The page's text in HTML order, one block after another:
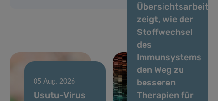
05 Aug. 2026
Usutu-Virus
Übersichtsarbeit
zeigt, wie der
Stoffwechsel
des
Immunsystems
den Weg zu
besseren
Therapien für